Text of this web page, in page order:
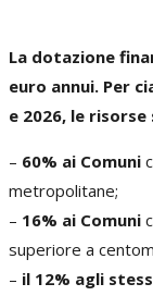
La dotazione
euro annui. Per
e 2026, le
– 60% ai Comuni
metropolitane;
– 16% ai Comuni
superiore a
– il 12% agli